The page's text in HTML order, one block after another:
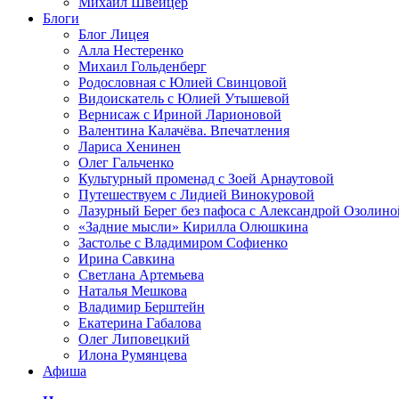
Блоги
Блог Лицея
Алла Нестеренко
Михаил Гольденберг
Родословная с Юлией Свинцовой
Видоискатель с Юлией Утышевой
Вернисаж с Ириной Ларионовой
Валентина Калачёва. Впечатления
Лариса Хенинен
Олег Гальченко
Культурный променад с Зоей Арнаутовой
Путешествуем с Лидией Винокуровой
Лазурный Берег без пафоса с Александрой
«Задние мысли» Кирилла Олюшкина
Застолье с Владимиром Софиенко
Ирина Савкина
Светлана Артемьева
Наталья Мешкова
Владимир Берштейн
Екатерина Габалова
Олег Липовецкий
Илона Румянцева
Афиша